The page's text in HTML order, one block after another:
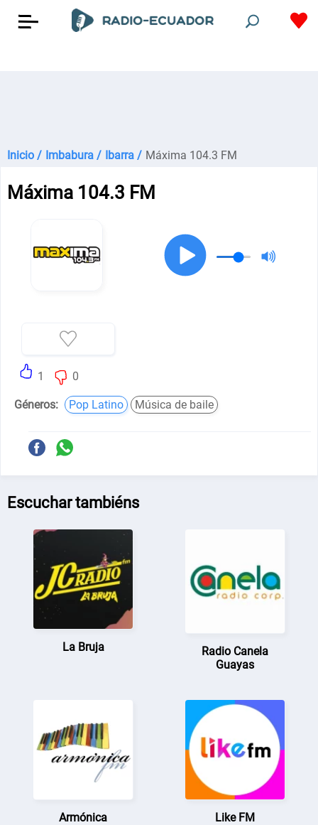
Inicio / Imbabura / Ibarra / Máxima 104.3 FM
Máxima 104.3 FM
1 0
Géneros: Pop Latino Música de baile
Escuchar tambiéns
La Bruja
Radio Canela
Guayas
Armónica Like FM